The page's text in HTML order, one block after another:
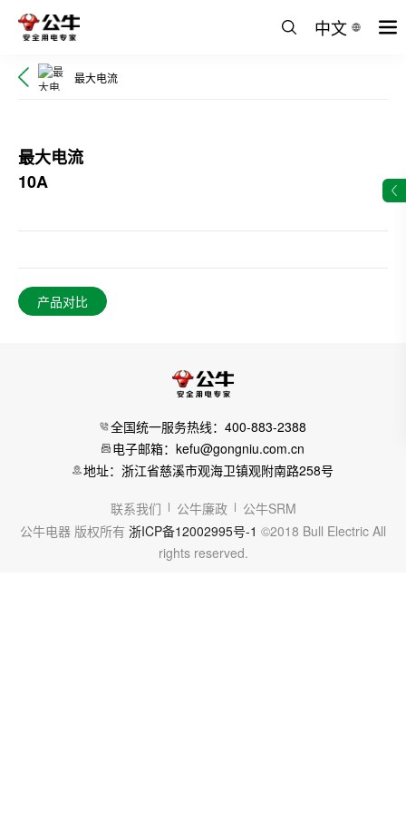
中文
最大电流
最大电流
10A
产品对比
全国统一服务热线：400-883-2388
电子邮箱：kefu@gongniu.com.cn
地址：浙江省慈溪市观海卫镇观附南路258号
联系我们 公牛廉政
公牛SRM
公牛电器 版权所有 浙ICP备12002995号-1 ©2018 Bull Electric All
rights reserved.